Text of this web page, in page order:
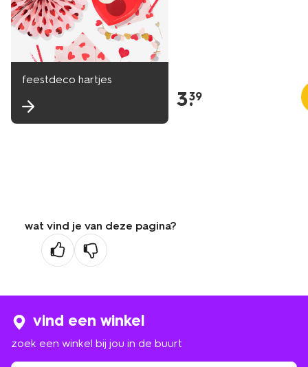
feestdeco hartjes
3.
39
wat vind je van deze pagina?
vind een winkel
zoek een winkel bij jou in de buurt